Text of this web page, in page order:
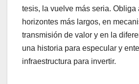
tesis, la vuelve más seria. Obliga
horizontes más largos, en
transmisión de valor y en la
una historia para especular y
infraestructura para invertir.